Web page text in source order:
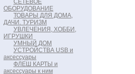
СЕТЕВОЕ
ОБОРУДОВАНИЕ
ТОВАРЫ ДЛЯ ДОМА,
ДАЧИ. ТУРИЗМ
УВЛЕЧЕНИЯ, ХОББИ,
ИГРУШКИ
УМНЫЙ ДОМ
УСТРОЙСТВА USB и
аксессуары
ФЛЕШ КАРТЫ и
аксессуары к ним